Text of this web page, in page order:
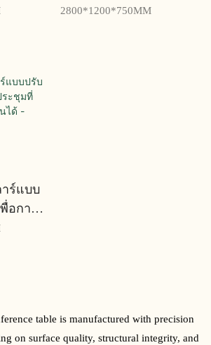
ชน์
ง่ายและเน้นประโยชน์
2800*1200*750MM
ร์แบบ
พื่อการ
ะปรับ
table is manufactured with precision
on surface quality, structural integrity, and